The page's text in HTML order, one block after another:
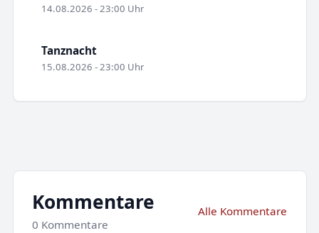
14.08.2026 - 23:00 Uhr
Tanznacht
15.08.2026 - 23:00 Uhr
Kommentare
0 Kommentare
Alle Kommentare